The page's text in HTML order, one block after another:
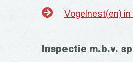
Vogelnest(en)
Inspectie m.b.v.